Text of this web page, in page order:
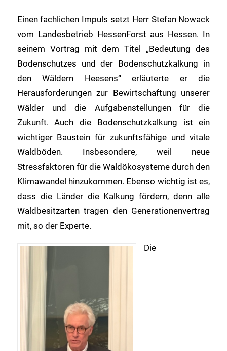
Einen fachlichen Impuls setzt Herr Stefan Nowack
vom Landesbetrieb HessenForst aus Hessen. In
seinem Vortrag mit dem Titel „Bedeutung des
Bodenschutzes und der Bodenschutzkalkung in
den Wäldern Heesens“ erläuterte er die
Herausforderungen zur Bewirtschaftung unserer
Wälder und die Aufgabenstellungen für die
Zukunft. Auch die Bodenschutzkalkung ist ein
wichtiger Baustein für zukunftsfähige und vitale
Waldböden. Insbesondere, weil neue
Stressfaktoren für die Waldökosysteme durch den
Klimawandel hinzukommen. Ebenso wichtig ist es,
dass die Länder die Kalkung fördern, denn alle
Waldbesitzarten tragen den Generationenvertrag
mit, so der Experte.
Die